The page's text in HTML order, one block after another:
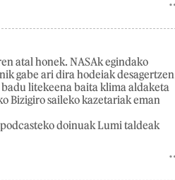
atal honek. NASAk egindako
gabe ari dira hodeiak
litekeena baita klima aldaketa
Bizigiro saileko kazetariak eman
doinuak Lumi taldeak